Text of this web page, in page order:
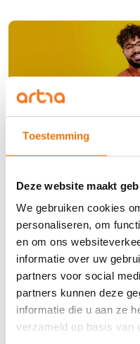
Toestemming
Deze website maakt
We gebruiken cookies
personaliseren, om
en om ons
informatie over uw
partners voor social
partners kunnen deze
informatie die u aan ze
verzameld op basis van
Slim
ontdek je
groeien